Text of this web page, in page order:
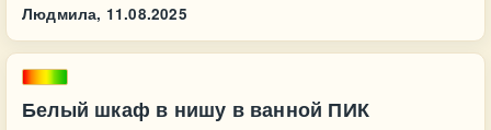
Людмила, 11.08.2025
Белый шкаф в нишу в ванной ПИК